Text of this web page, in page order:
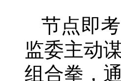
节点即
监委主动
组合拳，